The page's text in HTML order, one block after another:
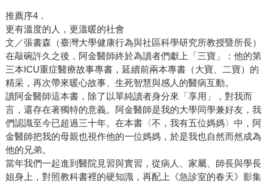
推薦序4．
更有溫度的人，更溫暖的社會
文／張書森（臺灣大學健康行為與社區科學研究所教授暨所長）
在敲碗許久之後，阿金醫師終於為讀者們獻上「三寶」：他的第
三本ICU重症醫療故事專書，延續前兩本專書（大寶、二寶）的
精采，再次帶來暖心故事、生死智慧與感人的醫病互動。
讀阿金醫師這本書，除了以單純讀者身分來「享用」，對我而
言，還存在著獨特的意義。阿金醫師是我的大學同學兼好友，我
們認識至今已超過三十年。在本書〈不，我有五位媽媽〉中，阿
金醫師把我的母親也視作他的一位媽媽，於是我也自然而然成為
他的兄弟。
當年我們一起進到醫院見習與實習，從病人、家屬、師長與學長
姐身上，對照教科書裡的硬知識，再配上《急診室的春天》影集